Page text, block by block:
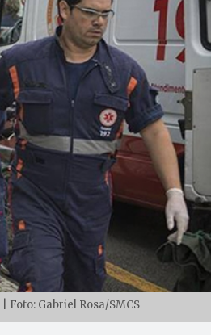
Gabriel Rosa/SMCS